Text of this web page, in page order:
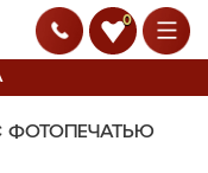
0
ФОТОПЕЧАТЬЮ